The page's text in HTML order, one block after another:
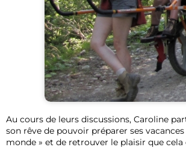
Au cours de leurs discussions, Caroline
son rêve de pouvoir préparer ses
monde » et de retrouver le plaisir que